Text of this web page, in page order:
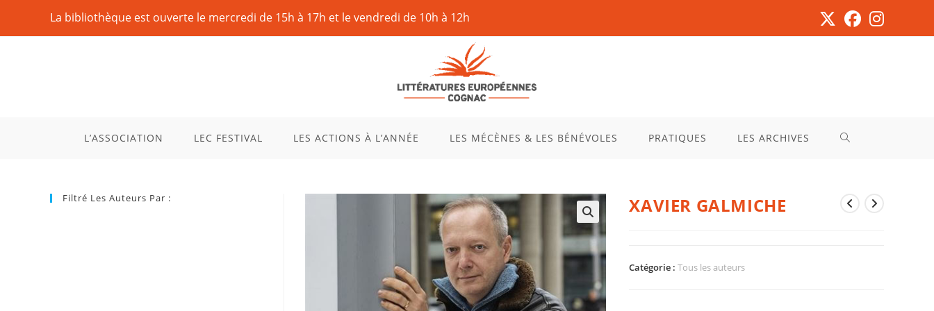
La bibliothèque est ouverte le mercredi de 15h à 17h et le vendredi de 10h à 12h
L’ASSOCIATION LEC FESTIVAL LES ACTIONS À L’ANNÉE LES MÉCÈNES & LES BÉNÉVOLES PRATIQUES LES ARCHIVES
🔍
XAVIER GALMICHE
Catégorie :Tous les auteurs
Filtré Les Auteurs Par :